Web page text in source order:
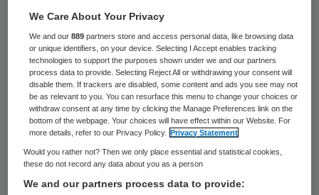
en 500.000 euro. De vrouw moet 21
maanden achter de tralies, waarvan zeven
maanden voorwaardelijk. Volgens de
rechtbank in Almelo maakte ze misbruik van
mensen die afhankelijk zijn van de zorg. Het
Openbaar Ministerie had geëist dat de
vrouw drie jaar cel zou krijgen, waarvan
een jaar voorwaardelijk.
We Care About Your Privacy
We and our889 partners store and access personal data, like browsing data
or unique identifiers, on your device. Selecting I Accept enables tracking
technologies to support the purposes shown under we and our partners
process data to provide. Selecting Reject All or withdrawing your consent will
disable them. If trackers are disabled, some content and ads you see may not
be as relevant to you. You can resurface this menu to change your choices or
withdraw consent at any time by clicking the Manage Preferences link on the
bottom of the webpage. Your choices will have effect within our Website. For
more details, refer to our Privacy Policy.
Privacy Statement
Would you rather not? Then we only place essential and statistical cookies,
these do not record any data about you as a person
We and our partners process data to provide: